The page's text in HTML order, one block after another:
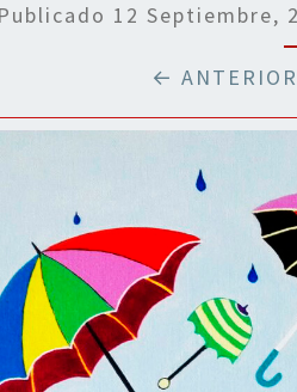
Publicado 12 Septiembre,
← ANTERIOR